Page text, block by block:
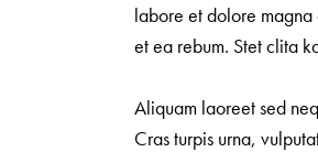
labore et dolore magna
et ea rebum. Stet clita
Aliquam laoreet sed
Cras turpis urna,